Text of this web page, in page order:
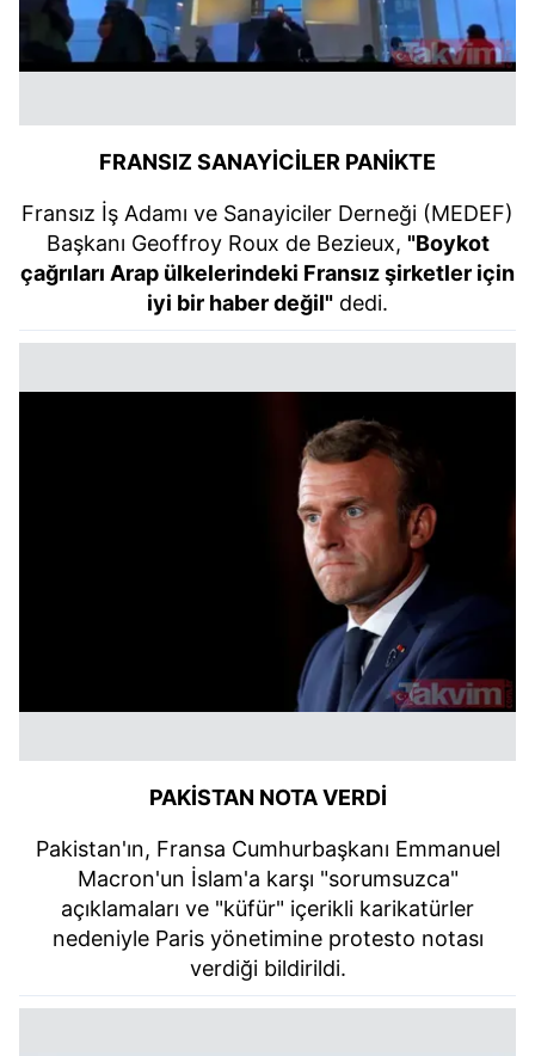
FRANSIZ SANAYİCİLER PANİKTE
Fransız İş Adamı ve Sanayiciler Derneği (MEDEF)
Başkanı Geoffroy Roux de Bezieux, "Boykot
çağrıları Arap ülkelerindeki Fransız şirketler için
iyi bir haber değil" dedi.
PAKİSTAN NOTA VERDİ
Pakistan'ın, Fransa Cumhurbaşkanı Emmanuel
Macron'un İslam'a karşı "sorumsuzca"
açıklamaları ve "küfür" içerikli karikatürler
nedeniyle Paris yönetimine protesto notası
verdiği bildirildi.